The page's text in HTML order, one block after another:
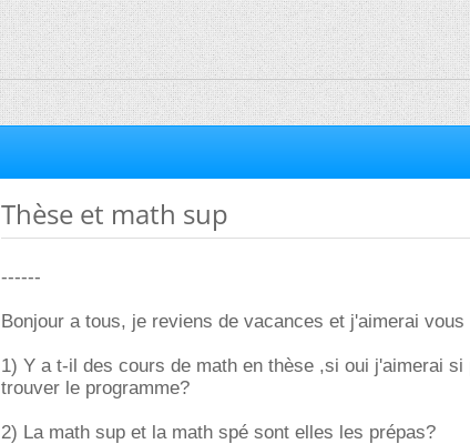
Thèse et math sup
------
Bonjour a tous, je reviens de vacances et j'aimerai
1) Y a t-il des cours de math en thèse ,si oui j'aimerai
trouver le programme?
2) La math sup et la math spé sont elles les prépas?